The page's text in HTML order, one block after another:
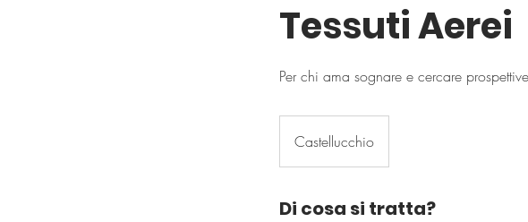
Tessuti Aerei
Per chi ama sognare e cercare
Castellucchio
Di cosa si tratta?